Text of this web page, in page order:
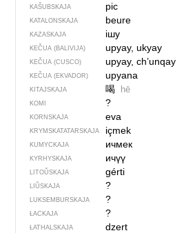
KAŠUBSKAJA pic
KATALONSKAJA beure
KAZASKAJA ішу
KEČUA (BALIVIJA) upyay, ukyay
KEČUA (CUSCO) upyay, ch’unqay
KEČUA (EKVADOR) upyana
KITAJSKAJA 喝 hē
KOMI ?
KORNSKAJA eva
KRYMSKA­TATARSKAJA içmek
KUMYCKAJA ичмек
KYRHYSKAJA ичүү
LITOŬSKAJA gérti
LIŬSKAJA ?
LUKSEMBURSKAJA ?
ŁACKAJA ?
ŁATHALSKAJA dzert